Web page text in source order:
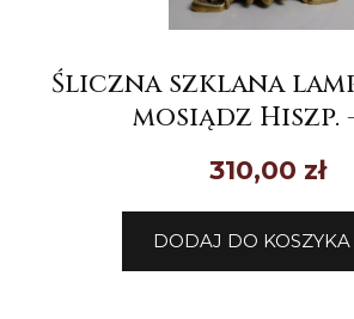
Śliczna szklana
mosiądz Hiszp.
310,00 zł
DODAJ DO KOSZYKA